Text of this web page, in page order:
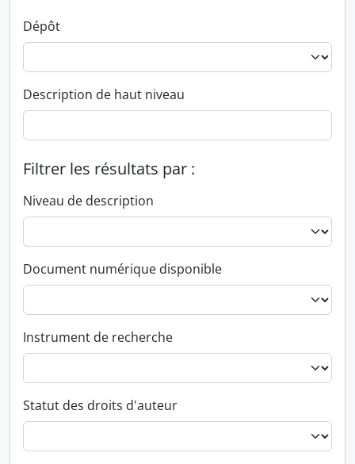
Dépôt
Description de haut niveau
Filtrer les résultats par :
Niveau de description
Document numérique disponible
Instrument de recherche
Statut des droits d'auteur